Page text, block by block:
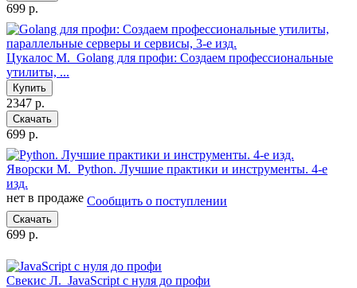
699 р.
Цукалос М. Golang для профи: Создаем профессиональные
утилиты, ...
Купить
2347 р.
Скачать
699 р.
Яворски М. Python. Лучшие практики и инструменты. 4-е
изд.
нет в продаже Сообщить о поступлении
Скачать
699 р.
Свекис Л. JavaScript с нуля до профи